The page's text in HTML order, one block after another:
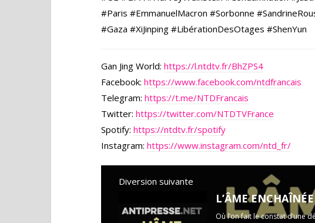
#Paris #EmmanuelMacron #Sorbonne
#Gaza #XiJinping #LibérationDesOtages #ShenYun
Gan Jing World: https://l.ntdtv.fr/BhZPS4
Facebook: https://www.facebook.com/ntdfrancais
Telegram: https://t.me/NTDFrancais
Twitter: https://twitter.com/NTDTVFrance
Spotify: https://ntdtv.fr/spotify
Instagram: https://www.instagram.com/ntd_fr/
Diversion suivante
Où l’on fait le constat d’une